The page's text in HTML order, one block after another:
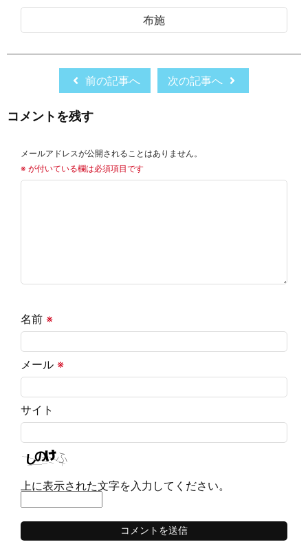
布施
前の記事へ 次の記事へ
コメントを残す
メールアドレスが公開されることはありません。
※ が付いている欄は必須項目です
名前 ※
メール ※
サイト
上に表示された文字を入力してください。